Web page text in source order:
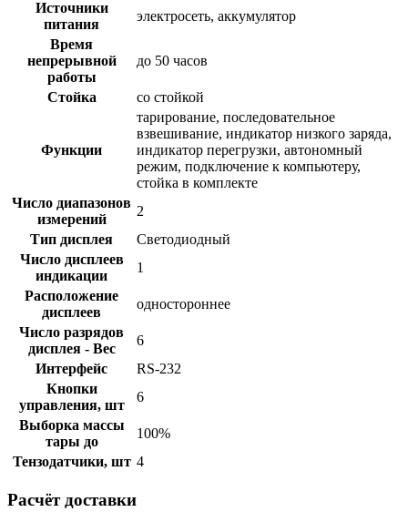
Источники
питания
электросеть, аккумулятор
Время
непрерывной
работы
до 50 часов
Стойка со стойкой
Функции
тарирование, последовательное
взвешивание, индикатор низкого заряда,
индикатор перегрузки, автономный
режим, подключение к компьютеру,
стойка в комплекте
Число диапазонов
измерений
2
Тип дисплея
Светодиодный
Число дисплеев
индикации
1
Расположение
дисплеев
одностороннее
Число разрядов
дисплея - Вес
6
Интерфейс
RS-232
Кнопки
управления, шт
6
Выборка массы
тары до
100%
Тензодатчики, шт 4
Расчёт доставки